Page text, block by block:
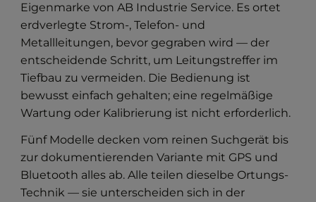
Eigenmarke von AB Industrie Service. Es ortet
erdverlegte Strom-, Telefon- und
Metallleitungen, bevor gegraben wird — der
entscheidende Schritt, um Leitungstreffer im
Tiefbau zu vermeiden. Die Bedienung ist
bewusst einfach gehalten; eine regelmäßige
Wartung oder Kalibrierung ist nicht erforderlich.
Fünf Modelle decken vom reinen Suchgerät bis
zur dokumentierenden Variante mit GPS und
Bluetooth alles ab. Alle teilen dieselbe Ortungs-
Technik — sie unterscheiden sich in der